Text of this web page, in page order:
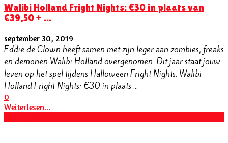
Walibi Holland Fright Nights: €30 in plaats van
€39,50 + ...
september 30, 2019
Eddie de Clown heeft samen met zijn leger aan zombies, freaks
en demonen Walibi Holland overgenomen. Dit jaar staat jouw
leven op het spel tijdens Halloween Fright Nights. Walibi
Holland Fright Nights: €30 in plaats ...
0
Weiterlesen...